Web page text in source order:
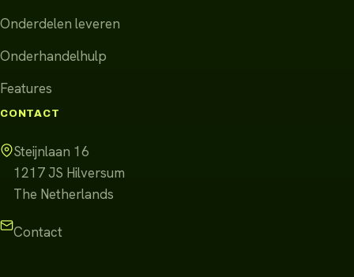
Onderdelen leveren
Onderhandelhulp
Features
CONTACT
Steijnlaan 16
1217 JS Hilversum
The Netherlands
Contact